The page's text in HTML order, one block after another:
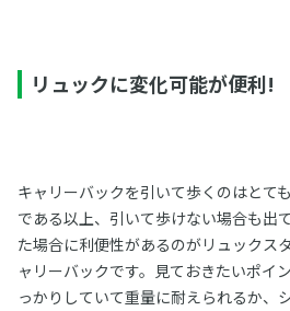
リュックに変化可能が便利!
キャリーバックを引いて歩くのはとて
である以上、引いて歩けない場合も出
た場合に利便性があるのがリュックス
ャリーバックです。見ておきたいポイ
っかりしていて重量に耐えられるか、